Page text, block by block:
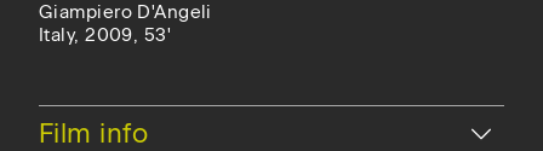
Giampiero D'Angeli
Italy, 2009, 53'
Hide
Film info